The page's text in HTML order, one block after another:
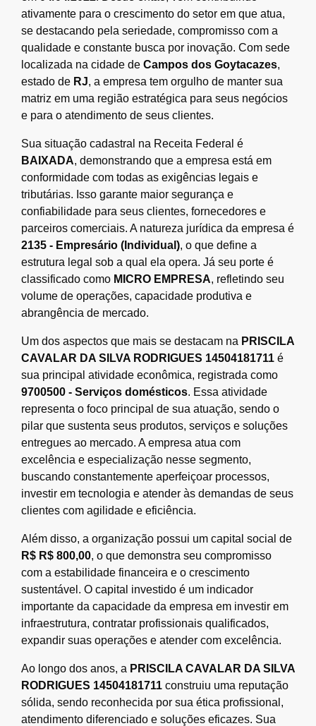
ativamente para o crescimento do setor em que atua,
se destacando pela seriedade, compromisso com a
qualidade e constante busca por inovação. Com sede
localizada na cidade de Campos dos Goytacazes,
estado de RJ, a empresa tem orgulho de manter sua
matriz em uma região estratégica para seus negócios
e para o atendimento de seus clientes.
Sua situação cadastral na Receita Federal é
BAIXADA, demonstrando que a empresa está em
conformidade com todas as exigências legais e
tributárias. Isso garante maior segurança e
confiabilidade para seus clientes, fornecedores e
parceiros comerciais. A natureza jurídica da empresa é
2135 - Empresário (Individual), o que define a
estrutura legal sob a qual ela opera. Já seu porte é
classificado como MICRO EMPRESA, refletindo seu
volume de operações, capacidade produtiva e
abrangência de mercado.
Um dos aspectos que mais se destacam na PRISCILA
CAVALAR DA SILVA RODRIGUES 14504181711 é
sua principal atividade econômica, registrada como
9700500 - Serviços domésticos. Essa atividade
representa o foco principal de sua atuação, sendo o
pilar que sustenta seus produtos, serviços e soluções
entregues ao mercado. A empresa atua com
excelência e especialização nesse segmento,
buscando constantemente aperfeiçoar processos,
investir em tecnologia e atender às demandas de seus
clientes com agilidade e eficiência.
Além disso, a organização possui um capital social de
R$ R$ 800,00, o que demonstra seu compromisso
com a estabilidade financeira e o crescimento
sustentável. O capital investido é um indicador
importante da capacidade da empresa em investir em
infraestrutura, contratar profissionais qualificados,
expandir suas operações e atender com excelência.
Ao longo dos anos, a PRISCILA CAVALAR DA SILVA
RODRIGUES 14504181711 construiu uma reputação
sólida, sendo reconhecida por sua ética profissional,
atendimento diferenciado e soluções eficazes. Sua